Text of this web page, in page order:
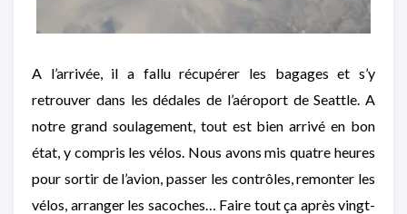
A l’arrivée, il a fallu récupérer les bagages et s’y
retrouver dans les dédales de l’aéroport de Seattle. A
notre grand soulagement, tout est bien arrivé en bon
état, y compris les vélos. Nous avons mis quatre heures
pour sortir de l’avion, passer les contrôles, remonter les
vélos, arranger les sacoches… Faire tout ça après vingt-